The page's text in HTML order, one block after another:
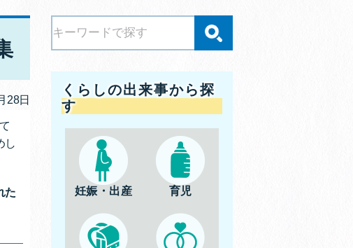
28日
し
た
くらしの出来事から探
す
妊娠・出産 育児